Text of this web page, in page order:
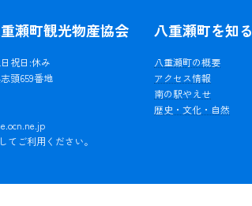
瀬町観光物産協会
祝日:休み
頭659番地
ご利用ください。
八重瀬町を知る
八重瀬町の概要
アクセス情報
南の駅やえせ
歴史・文化・自然